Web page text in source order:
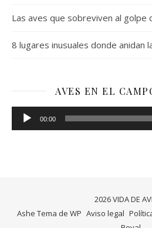
Las aves que sobreviven al golpe
8 lugares inusuales donde anidan
AVES EN EL
Reproductor
00:00
2026 VIDA DE
Aviso legal
Ashe Tema de WP